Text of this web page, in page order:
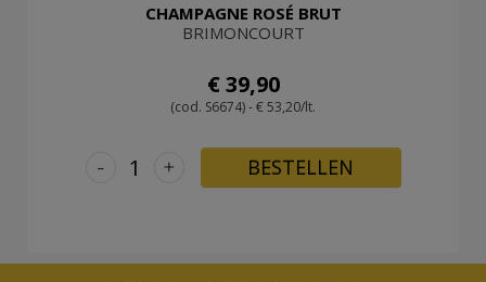
CHAMPAGNE ROSÉ BRUT
BRIMONCOURT
€ 39,90
(cod. S6674) - € 53,20/lt.
+
- BESTELLEN